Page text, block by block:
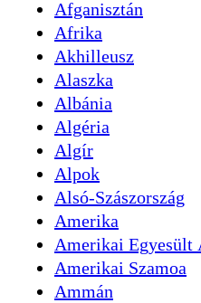
Afganisztán
Afrika
Akhilleusz
Alaszka
Albánia
Algéria
Algír
Alpok
Alsó-Szászország
Amerika
Amerikai Egyesült
Amerikai Szamoa
Ammán